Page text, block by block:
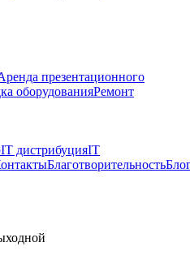
презентационного
оборудованияРемонт
IT дистрибуцияIT
Благотворительность